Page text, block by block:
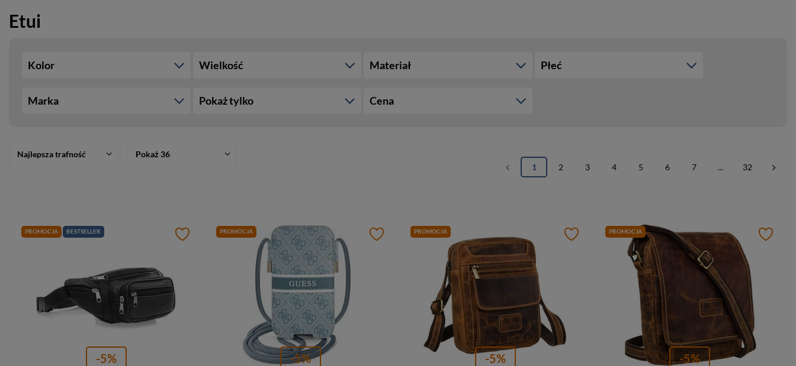
Etui
Kolor Wielkość Materiał Płeć
Marka Pokaż tylko Cena
Najlepsza trafność
Pokaż 36
1
2 3 4 5 6 7 ... 32
PROMOCJA BESTSELLER
-5%
PROMOCJA
-5%
PROMOCJA
-5%
PROMOCJA
-5%